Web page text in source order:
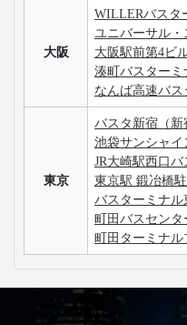
大阪
WILLERバスタ
ユニバーサル
大阪駅前第4ビ
湊町バスターミ
なんば高速バ
東京
バスタ新宿（新
池袋サンシャ
JR大崎駅西口
東京駅 鍛冶橋
バスターミナル
町田バスセンタ
町田ターミナ